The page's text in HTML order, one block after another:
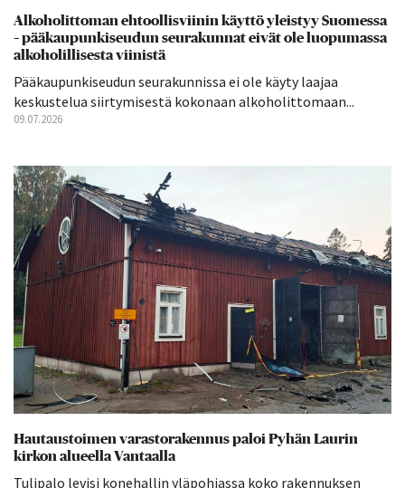
Alkoholittoman ehtoollisviinin käyttö yleistyy Suomessa
– pääkaupunkiseudun seurakunnat eivät ole luopumassa
alkoholillisesta viinistä
Pääkaupunkiseudun seurakunnissa ei ole käyty laajaa
keskustelua siirtymisestä kokonaan alkoholittomaan...
09.07.2026
Hautaustoimen varastorakennus paloi Pyhän Laurin
kirkon alueella Vantaalla
Tulipalo levisi konehallin yläpohjassa koko rakennuksen